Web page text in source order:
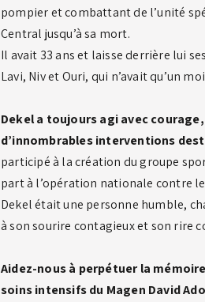
pompier et combattant de l’unité
Central jusqu’à sa mort.
Il avait 33 ans et laisse derrière lui
Lavi, Niv et Ouri, qui n’avait qu’un
Dekel a toujours agi avec
d’innombrables interventions
participé à la création du groupe
part à l’opération nationale contre
Dekel était une personne humble,
à son sourire contagieux et son rire
Aidez-nous à perpétuer la
soins intensifs du Magen David